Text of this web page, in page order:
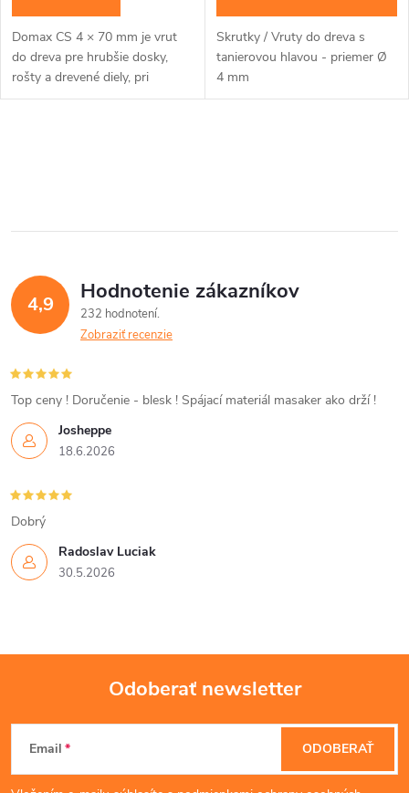
d
u
k
u
k
v
Domax CS 4 × 70 mm je vrut
do dreva pre hrubšie dosky,
rošty a drevené diely, pri
ktorých má zápustná hlava
Skrutky / Vruty do dreva s
tanierovou hlavou - priemer Ø
4 mm
l
d
a
c
i
e
p
r
v
k
v
p
i
4,9 Hodnotenie zákazníkov
232 hodnotení
Zobraziť recenzie
Josheppe
18.6.2026
Top ceny ! Doručenie - blesk ! Spájací materiál masaker ako drží !
Radoslav Luciak
30.5.2026
Dobrý
Z
á
Odoberať newsletter
Email ODOBERAŤ